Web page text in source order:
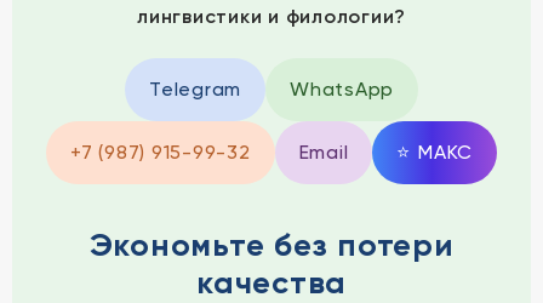
лингвистики и филологии?
Telegram WhatsApp
+7 (987) 915-99-32 Email ⭐ MAКС
Экономьте без потери
качества